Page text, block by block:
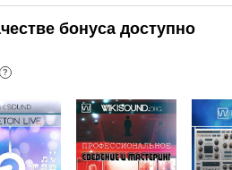
бонуса доступно
?